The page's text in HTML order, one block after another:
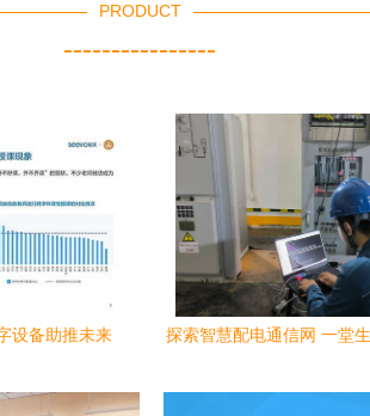
PRODUCT
----------------
设备助推未来
探索智慧配电通信网 一堂